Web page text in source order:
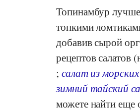
Топинамбур
тонкими
добавив сырой
рецептов салатов
; салат из
зимний тайский
можете найти еще